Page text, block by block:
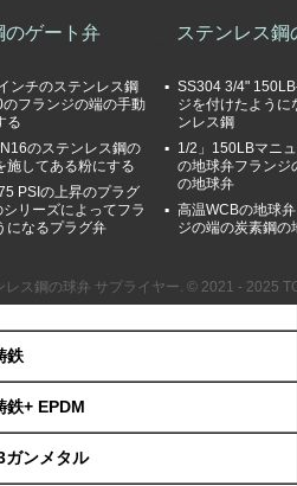
ンインジケーター付き。
。
鉄
鉄+ EPDM
ンメタル
ルブ
ゲートバルブ ANSIス
バルブ
のゲート弁
ンチのステンレス鋼
フランジの端の手動
る
のステンレス鋼の
施してある粉にする
PSIの上昇のプラグ
リーズによってフラ
になるプラグ弁
ステンレス鋼
SS304 3/4"
ジを付けたように
ンレス鋼
1/2」150LBマニ
の地球弁フランジ
の地球弁
高温WCBの地球
ジの端の炭素鋼の
レス鋼の球弁 サプライヤー. © 2021 - 2025